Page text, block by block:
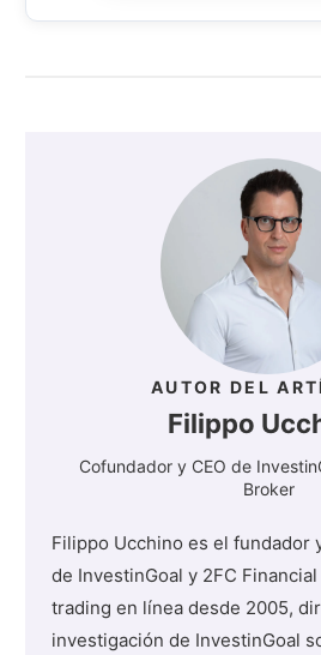
AUTOR DEL
Filippo
Cofundador y CEO de
Broker
Filippo Ucchino es el fundador
de InvestinGoal y 2FC
trading en línea desde 2005,
investigación de InvestinGoal